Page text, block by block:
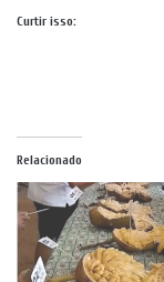
Curtir isso:
Relacionado